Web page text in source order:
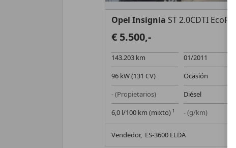
Opel Insignia ST 2.0CDTI EcoFlex Edition
€ 5.500,-
143.203 km
01/2011
96 kW (131 CV)
Ocasión
- (Propietarios)
Diésel
6,0 l/100 km (mixto) 1 - (g/km)
Vendedor, ES-3600 ELDA